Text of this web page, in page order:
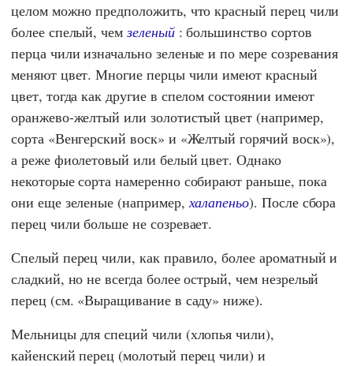
целом можно предположить, что красный перец чили
более спелый, чемзеленый: большинство сортов
перца чили изначально зеленые и по мере созревания
меняют цвет. Многие перцы чили имеют красный
цвет, тогда как другие в спелом состоянии имеют
оранжево-желтый или золотистый цвет (например,
сорта «Венгерский воск» и «Желтый горячий воск»),
а реже фиолетовый или белый цвет. Однако
некоторые сорта намеренно собирают раньше, пока
они еще зеленые (например,халапеньо). После сбора
перец чили больше не созревает.
Спелый перец чили, как правило, более ароматный и
сладкий, но не всегда более острый, чем незрелый
перец (см. «Выращивание в саду» ниже).
Мельницы для специй чили (хлопья чили),
кайенский перец (молотый перец чили) и